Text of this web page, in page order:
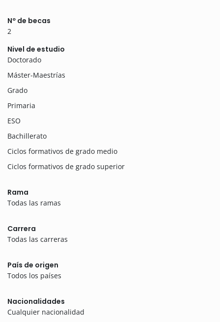
Nº de becas
2
Nivel de estudio
Doctorado
Máster-Maestrías
Grado
Primaria
ESO
Bachillerato
Ciclos formativos de grado medio
Ciclos formativos de grado superior
Rama
Todas las ramas
Carrera
Todas las carreras
País de origen
Todos los países
Nacionalidades
Cualquier nacionalidad